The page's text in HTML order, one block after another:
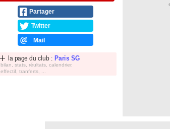
Partager
Twitter
Mail
la page du club : Paris SG
bilan, stats, réultats, calendrier,
effectif, tranferts, ...